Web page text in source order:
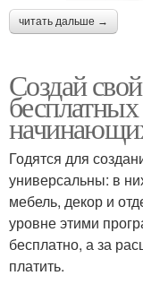
читать дальше →
Создай
Годятся для
универсальны: в
мебель, декор и
уровне этими
бесплатно, а за
платить.